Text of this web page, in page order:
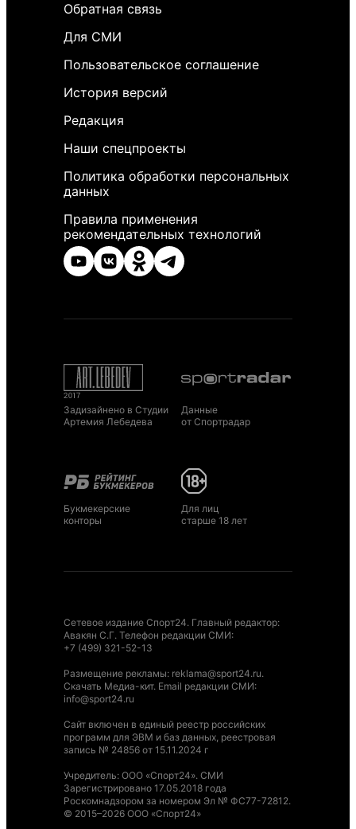
Обратная связь
Для СМИ
Пользовательское соглашение
История версий
Редакция
Наши спецпроекты
Политика обработки персональных
данных
Правила применения
рекомендательных технологий
Задизайнено в Студии
Артемия Лебедева
Данные
от Спортрадар
Букмекерские
конторы
Для лиц
старше 18 лет
Сетевое издание Спорт24. Главный редактор:
Авакян С.Г. Телефон редакции СМИ:
+7 (499) 321-52-13
Размещение рекламы: reklama@sport24.ru.
Скачать Медиа-кит. Email редакции СМИ:
info@sport24.ru
Сайт включен в единый реестр российских
программ для ЭВМ и баз данных, реестровая
запись № 24856 от 15.11.2024 г
Учредитель: ООО «Спорт24». СМИ
Зарегистрировано 17.05.2018 года
Роскомнадзором за номером Эл № ФС77-72812.
© 2015–2026 ООО «Спорт24»